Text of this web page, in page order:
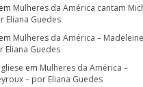
em Mulheres da América cantam
Eliana Guedes
em Mulheres da América – Madeleine
Eliana Guedes
em Mulheres da América –
– por Eliana Guedes